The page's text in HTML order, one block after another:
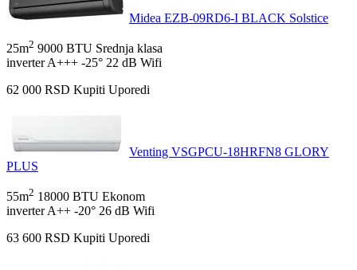
Midea EZB-09RD6-I BLACK Solstice
25m2 9000 BTU Srednja klasa
inverter A+++ -25° 22 dB Wifi
62 000 RSD Kupiti Uporedi
Venting VSGPCU-18HRFN8 GLORY
PLUS
55m2 18000 BTU Ekonom
inverter A++ -20° 26 dB Wifi
63 600 RSD Kupiti Uporedi